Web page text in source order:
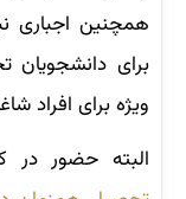
همچنین
برای
ویژه برای افراد
البته حضور در